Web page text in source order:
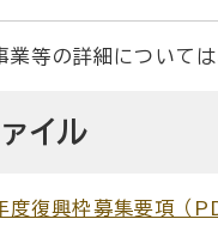
等の詳細については
イル
度復興枠募集要項 （